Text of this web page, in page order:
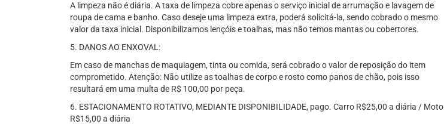
A limpeza não é diária. A taxa de limpeza cobre apenas o serviço inicial de arrumação e lavagem de
roupa de cama e banho. Caso deseje uma limpeza extra, poderá solicitá-la, sendo cobrado o mesmo
valor da taxa inicial. Disponibilizamos lençóis e toalhas, mas não temos mantas ou cobertores.
5. DANOS AO ENXOVAL:
Em caso de manchas de maquiagem, tinta ou comida, será cobrado o valor de reposição do item
comprometido. Atenção: Não utilize as toalhas de corpo e rosto como panos de chão, pois isso
resultará em uma multa de R$ 100,00 por peça.
6. ESTACIONAMENTO ROTATIVO, MEDIANTE DISPONIBILIDADE, pago. Carro R$25,00 a diária / Moto
R$15,00 a diária